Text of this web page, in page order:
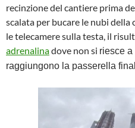
recinzione del cantiere prima
scalata per bucare le nubi della
le telecamere sulla testa, il
adrenalinadove non si riesce
raggiungono la passerella